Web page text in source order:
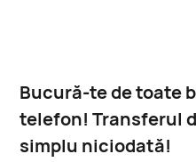
Bucură-te de toate
telefon! Transferul
simplu niciodată!